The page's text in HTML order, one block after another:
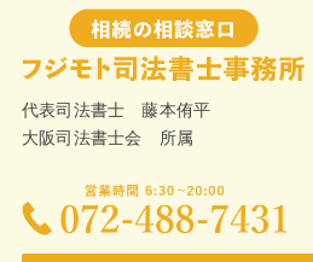
代表司法書士 藤本侑平
大阪司法書士会 所属